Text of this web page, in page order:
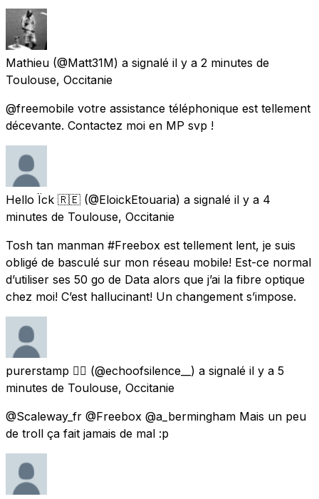
Mathieu (@Matt31M) a signalé il y a 2 minutes de
Toulouse, Occitanie
@freemobile votre assistance téléphonique est tellement
décevante. Contactez moi en MP svp !
Hello Ïck 🇷🇪 (@EloickEtouaria) a signalé il y a 4
minutes de Toulouse, Occitanie
Tosh tan manman #Freebox est tellement lent, je suis
obligé de basculé sur mon réseau mobile! Est-ce normal
d’utiliser ses 50 go de Data alors que j’ai la fibre optique
chez moi! C’est hallucinant! Un changement s’impose.
purerstamp 🏴‍☠️ (@echoofsilence__) a signalé il y a 5
minutes de Toulouse, Occitanie
@Scaleway_fr @Freebox @a_bermingham Mais un peu
de troll ça fait jamais de mal :p